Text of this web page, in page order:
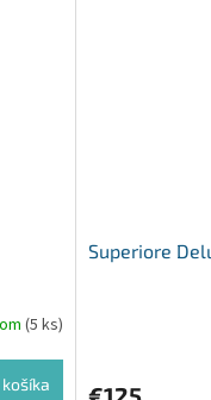
(5 ks)
košíka
Superiore